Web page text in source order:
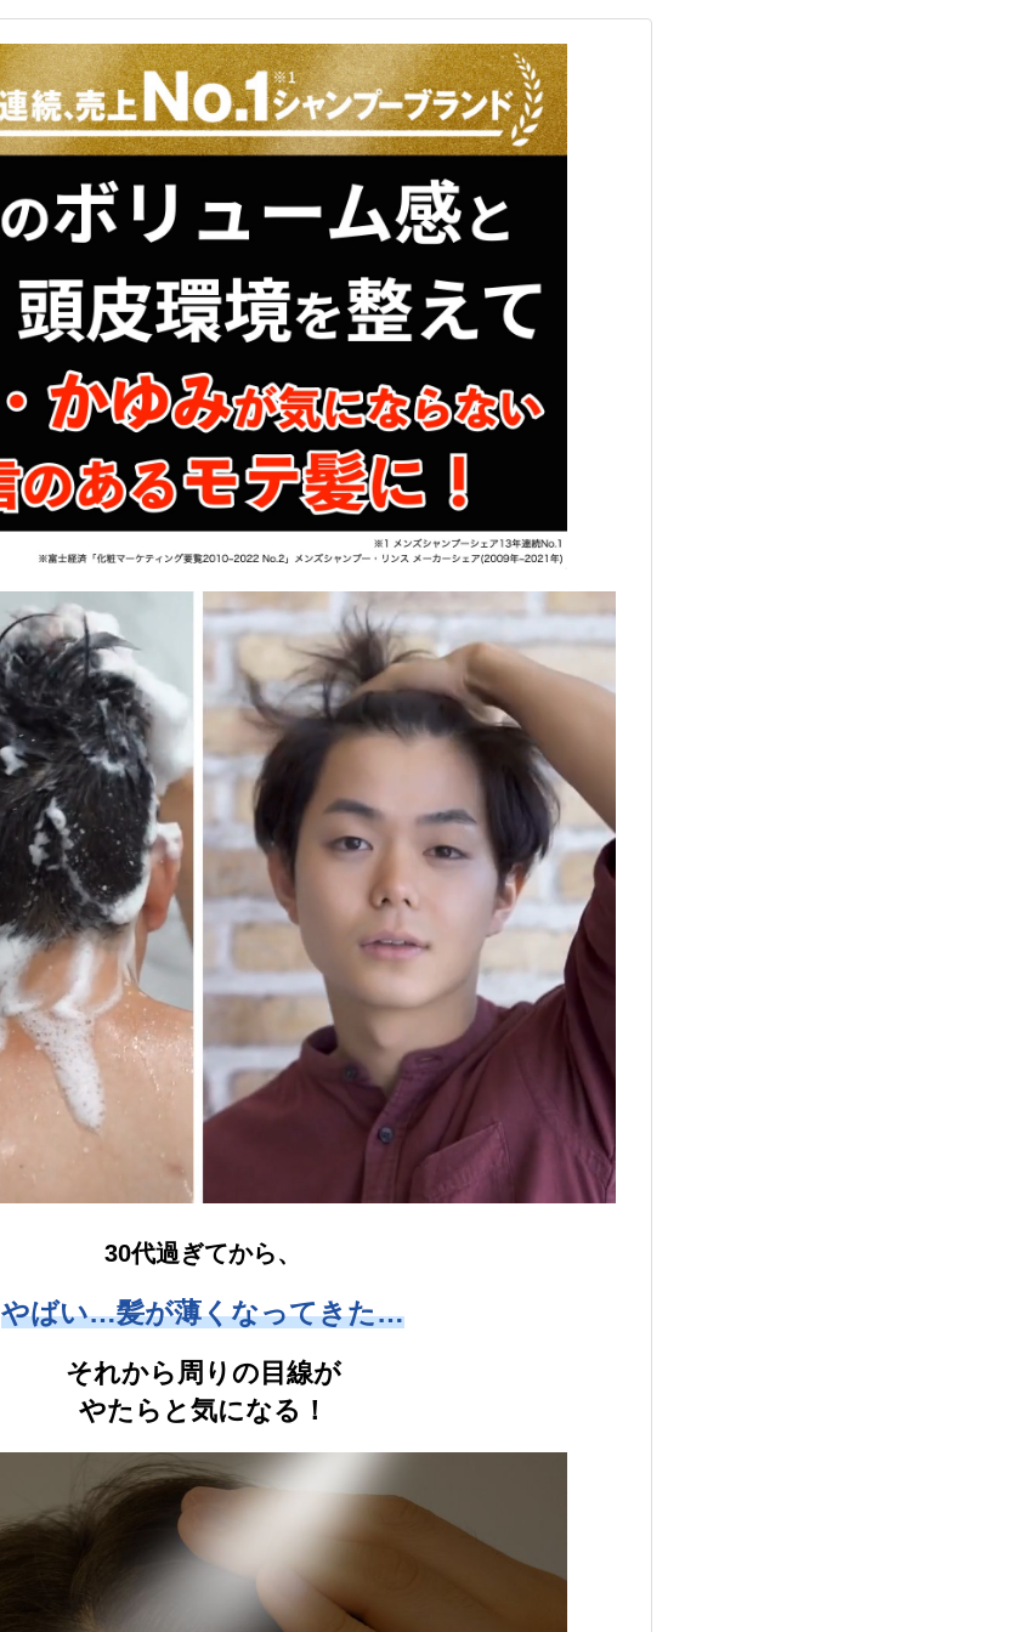
30代過ぎてから、
やばい…髪が薄くなってきた…
それから周りの目線が
やたらと気になる！